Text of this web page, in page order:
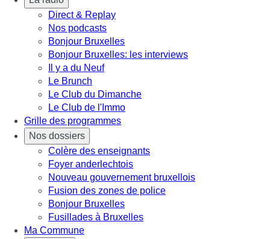
Direct & Replay
Nos podcasts
Bonjour Bruxelles
Bonjour Bruxelles: les interviews
Il y a du Neuf
Le Brunch
Le Club du Dimanche
Le Club de l'Immo
Grille des programmes
Nos dossiers
Colère des enseignants
Foyer anderlechtois
Nouveau gouvernement bruxellois
Fusion des zones de police
Bonjour Bruxelles
Fusillades à Bruxelles
Ma Commune